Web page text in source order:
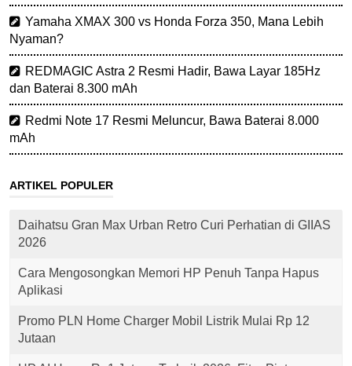
Yamaha XMAX 300 vs Honda Forza 350, Mana Lebih
Nyaman?
REDMAGIC Astra 2 Resmi Hadir, Bawa Layar 185Hz
dan Baterai 8.300 mAh
Redmi Note 17 Resmi Meluncur, Bawa Baterai 8.000
mAh
ARTIKEL POPULER
Daihatsu Gran Max Urban Retro Curi Perhatian di GIIAS
2026
Cara Mengosongkan Memori HP Penuh Tanpa Hapus
Aplikasi
Promo PLN Home Charger Mobil Listrik Mulai Rp 12
Jutaan